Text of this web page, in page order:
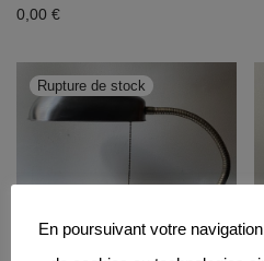
0,00 €
En poursuivant votre